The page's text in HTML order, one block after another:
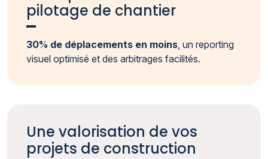
pilotage de chantier
30% de déplacements en moins , un reporting
visuel optimisé et des arbitrages facilités.
Une valorisation de vos
projets de construction